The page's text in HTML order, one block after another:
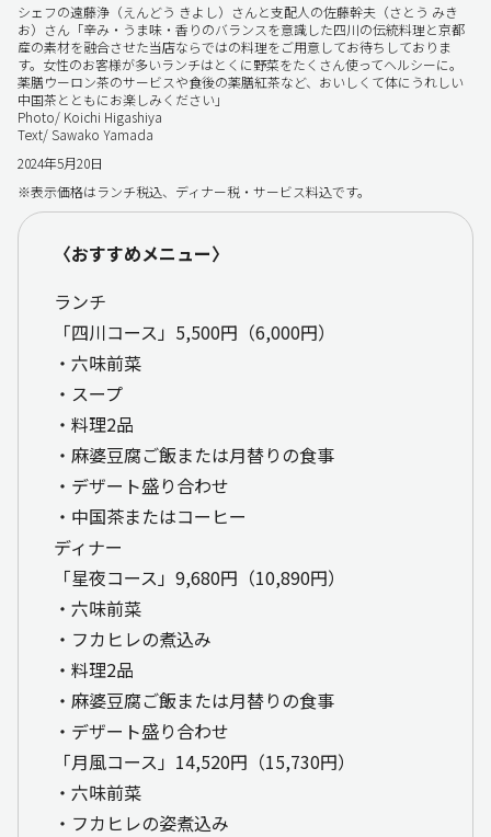
シェフの遠藤浄（えんどう きよし）さんと支配人の佐藤幹夫（さとう みき
お）さん「辛み・うま味・香りのバランスを意識した四川の伝統料理と京都
産の素材を融合させた当店ならではの料理をご用意してお待ちしておりま
す。女性のお客様が多いランチはとくに野菜をたくさん使ってヘルシーに。
薬膳ウーロン茶のサービスや食後の薬膳紅茶など、おいしくて体にうれしい
中国茶とともにお楽しみください」
Photo/ Koichi Higashiya
Text/ Sawako Yamada
2024年5月20日
※表示価格はランチ税込、ディナー税・サービス料込です。
〈おすすめメニュー〉
ランチ
「四川コース」5,500円（6,000円）
・六味前菜
・スープ
・料理2品
・麻婆豆腐ご飯または月替りの食事
・デザート盛り合わせ
・中国茶またはコーヒー
ディナー
「星夜コース」9,680円（10,890円）
・六味前菜
・フカヒレの煮込み
・料理2品
・麻婆豆腐ご飯または月替りの食事
・デザート盛り合わせ
「月風コース」14,520円（15,730円）
・六味前菜
・フカヒレの姿煮込み